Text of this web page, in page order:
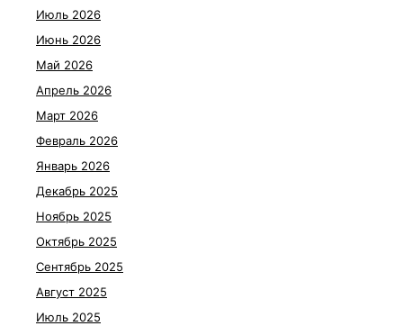
Июль 2026
Июнь 2026
Май 2026
Апрель 2026
Март 2026
Февраль 2026
Январь 2026
Декабрь 2025
Ноябрь 2025
Октябрь 2025
Сентябрь 2025
Август 2025
Июль 2025